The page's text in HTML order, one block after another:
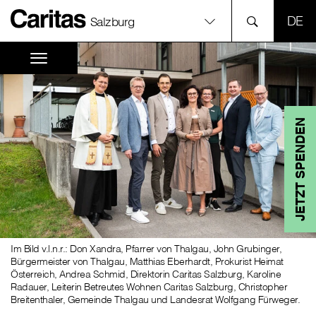
Salzburg
JETZT SPENDEN
Im Bild v.l.n.r.: Don Xandra, Pfarrer von Thalgau, John Grubinger,
Bürgermeister von Thalgau, Matthias Eberhardt, Prokurist Heimat
Österreich, Andrea Schmid, Direktorin Caritas Salzburg, Karoline
Radauer, Leiterin Betreutes Wohnen Caritas Salzburg, Christopher
Breitenthaler, Gemeinde Thalgau und Landesrat Wolfgang Fürweger.